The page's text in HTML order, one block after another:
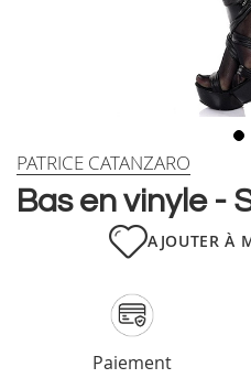
Skip
theBas en vinyle -
PATRICE CATANZARO
AJOUTER À
Paiement